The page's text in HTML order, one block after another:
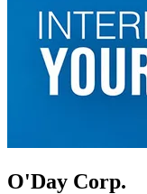
O'Day Corp.